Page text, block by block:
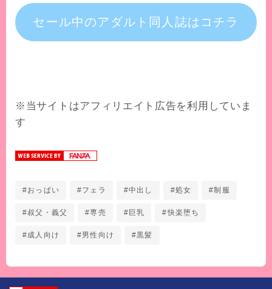
セール中のアダルト同人誌はコチラ
※当サイトはアフィリエイト広告を利用していま
す
#おっぱい #フェラ #中出し #処女 #制服
#叔父・義父 #専売 #巨乳 #快楽堕ち
#成人向け #男性向け #黒髪